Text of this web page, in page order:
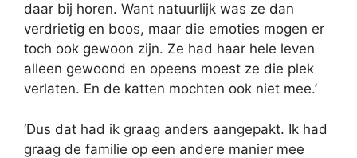
daar bij horen. Want natuurlijk was ze dan
verdrietig en boos, maar die emoties mogen er
toch ook gewoon zijn. Ze had haar hele leven
alleen gewoond en opeens moest ze die plek
verlaten. En de katten mochten ook niet mee.’
‘Dus dat had ik graag anders aangepakt. Ik had
graag de familie op een andere manier mee